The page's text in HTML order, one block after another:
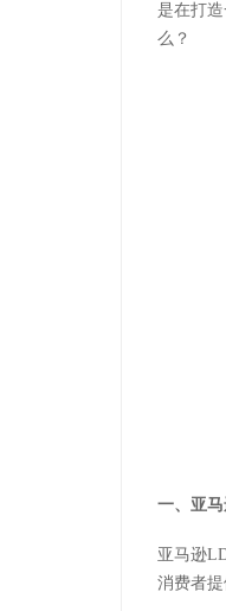
是在打
么？
一、亚
亚马逊
消费者